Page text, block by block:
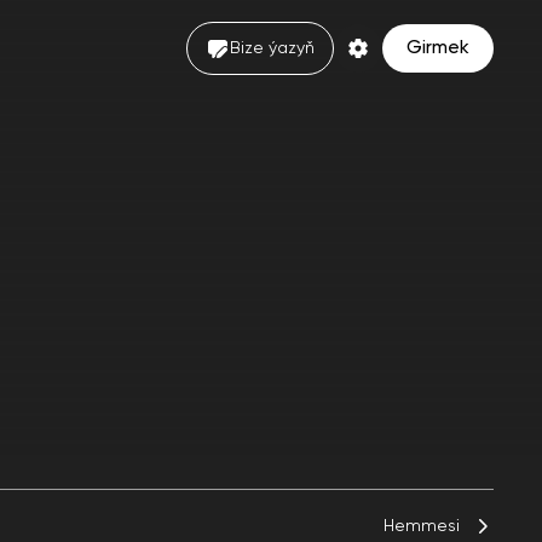
Bize ýazyň Girmek
Hemmesi